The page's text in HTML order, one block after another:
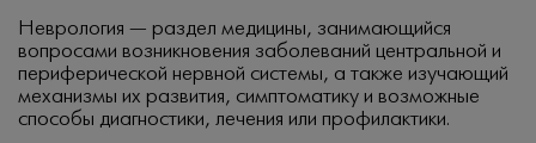
Неврология — раздел медицины, занимающийся
вопросами возникновения заболеваний центральной и
периферической нервной системы, а также изучающий
механизмы их развития, симптоматику и возможные
способы диагностики, лечения или профилактики.